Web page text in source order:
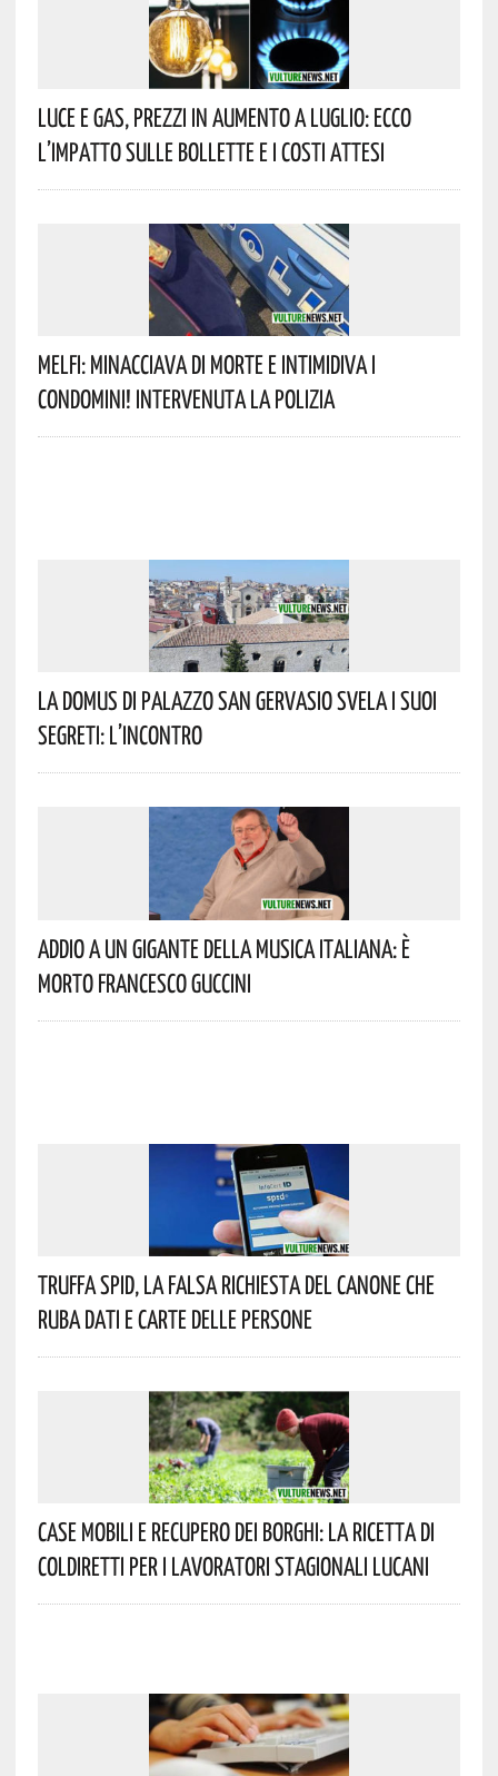
Luce E Gas, Prezzi In Aumento A Luglio: Ecco
L’impatto Sulle Bollette E I Costi Attesi
Melfi: Minacciava Di Morte E Intimidiva I
Condomini! Intervenuta La Polizia
La Domus Di Palazzo San Gervasio Svela I Suoi
Segreti: L’incontro
Addio A Un Gigante Della Musica Italiana: È
Morto Francesco Guccini
Truffa Spid, La Falsa Richiesta Del Canone Che
Ruba Dati E Carte Delle Persone
Case Mobili E Recupero Dei Borghi: La Ricetta Di
Coldiretti Per I Lavoratori Stagionali Lucani